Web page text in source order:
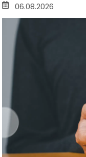
06.08.2026